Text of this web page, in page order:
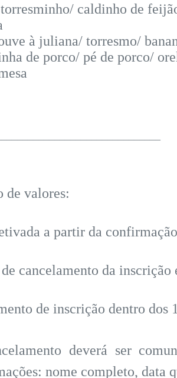
torresminho/ caldinho de
à juliana/ torresmo/
de porco/ pé de porco/
de valores:
a partir da
cancelamento da
de inscrição dentro dos
deverá ser
nome completo, data